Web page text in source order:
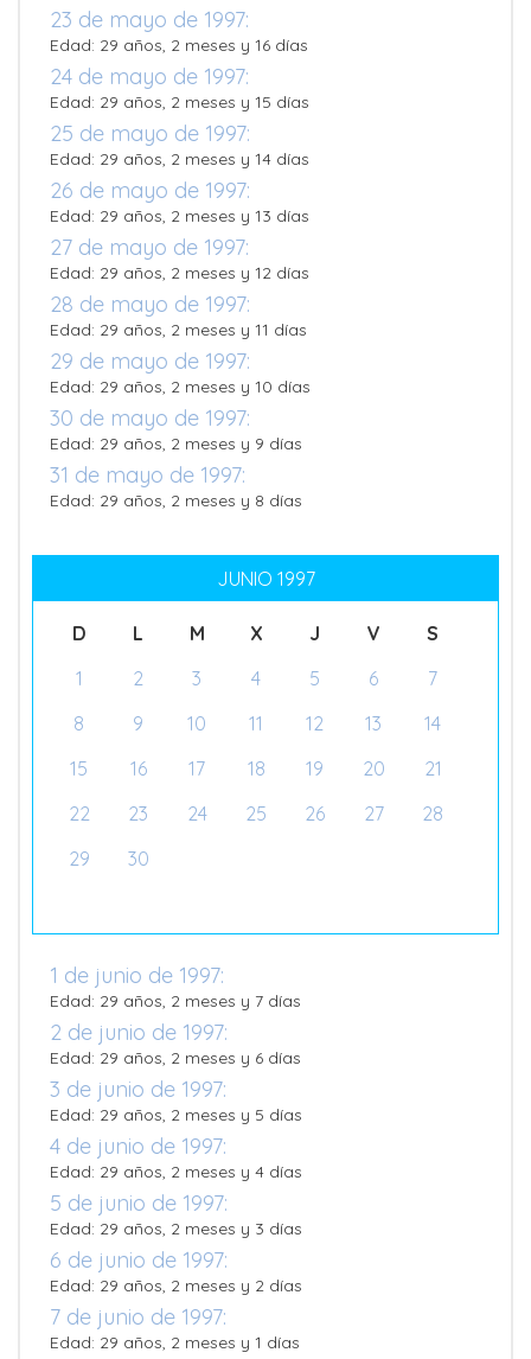
23 de mayo de 1997:
Edad: 29 años, 2 meses y 16 días
24 de mayo de 1997:
Edad: 29 años, 2 meses y 15 días
25 de mayo de 1997:
Edad: 29 años, 2 meses y 14 días
26 de mayo de 1997:
Edad: 29 años, 2 meses y 13 días
27 de mayo de 1997:
Edad: 29 años, 2 meses y 12 días
28 de mayo de 1997:
Edad: 29 años, 2 meses y 11 días
29 de mayo de 1997:
Edad: 29 años, 2 meses y 10 días
30 de mayo de 1997:
Edad: 29 años, 2 meses y 9 días
31 de mayo de 1997:
Edad: 29 años, 2 meses y 8 días
JUNIO 1997
D L M X J V
S
1
2 3 4 5 6
7
8
9 10 11 12 13
14
15
16 17 18 19 20
21
22
23 24 25 26 27
28
29
30
1 de junio de 1997:
Edad: 29 años, 2 meses y 7 días
2 de junio de 1997:
Edad: 29 años, 2 meses y 6 días
3 de junio de 1997:
Edad: 29 años, 2 meses y 5 días
4 de junio de 1997:
Edad: 29 años, 2 meses y 4 días
5 de junio de 1997:
Edad: 29 años, 2 meses y 3 días
6 de junio de 1997:
Edad: 29 años, 2 meses y 2 días
7 de junio de 1997:
Edad: 29 años, 2 meses y 1 días